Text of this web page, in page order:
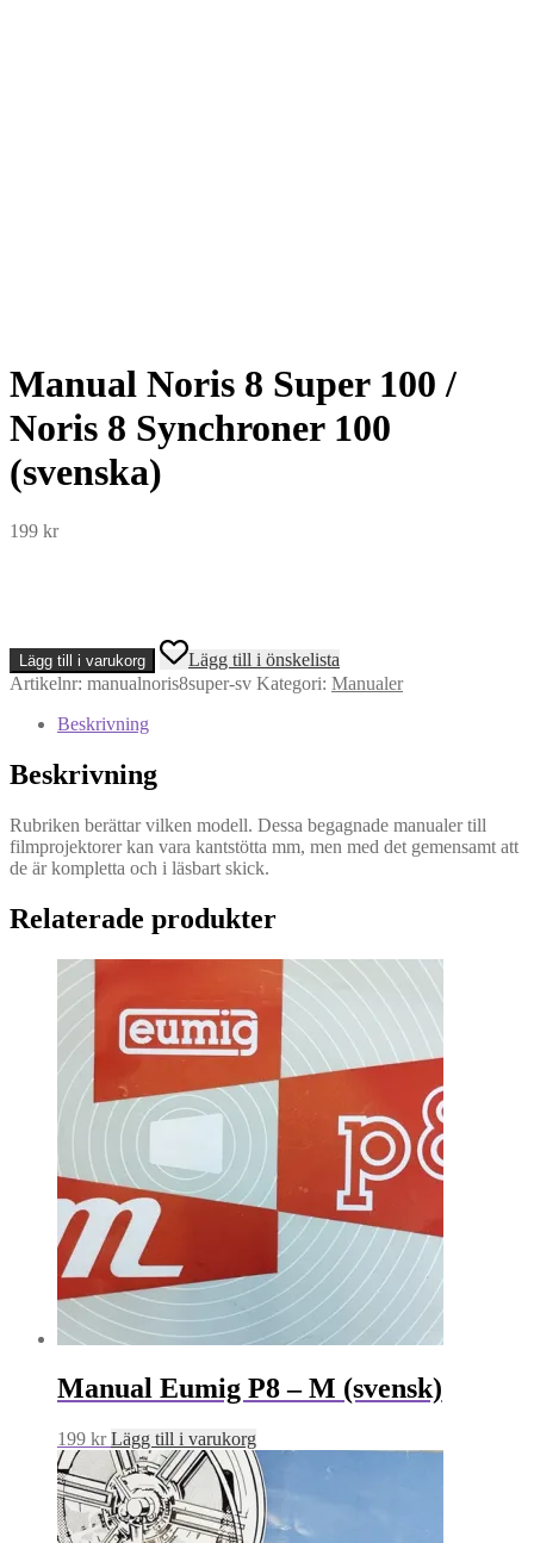
Manual Noris 8 Super 100 /
Noris 8 Synchroner 100
(svenska)
199 kr
Manual
Noris
8
Noris
Synchroner
100
(svenska)
Lägg till i varukorg
Lägg till i önskelista
Artikelnr: manualnoris8super-sv Kategori: Manualer
Beskrivning
Beskrivning
Rubriken berättar vilken modell. Dessa begagnade manualer till
filmprojektorer kan vara kantstötta mm, men med det gemensamt att
de är kompletta och i läsbart skick.
Relaterade produkter
Manual Eumig P8 – M (svensk)
199 kr Lägg till i varukorg